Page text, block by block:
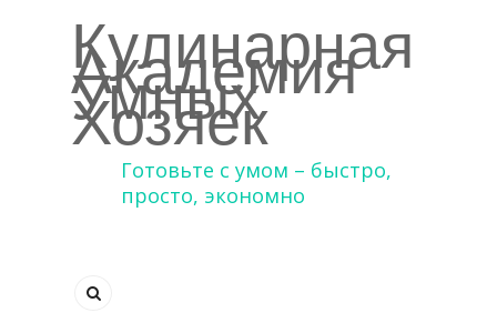
Кулинарная
Академия
Умных
Хозяек
Готовьте с умом – быстро,
просто, экономно